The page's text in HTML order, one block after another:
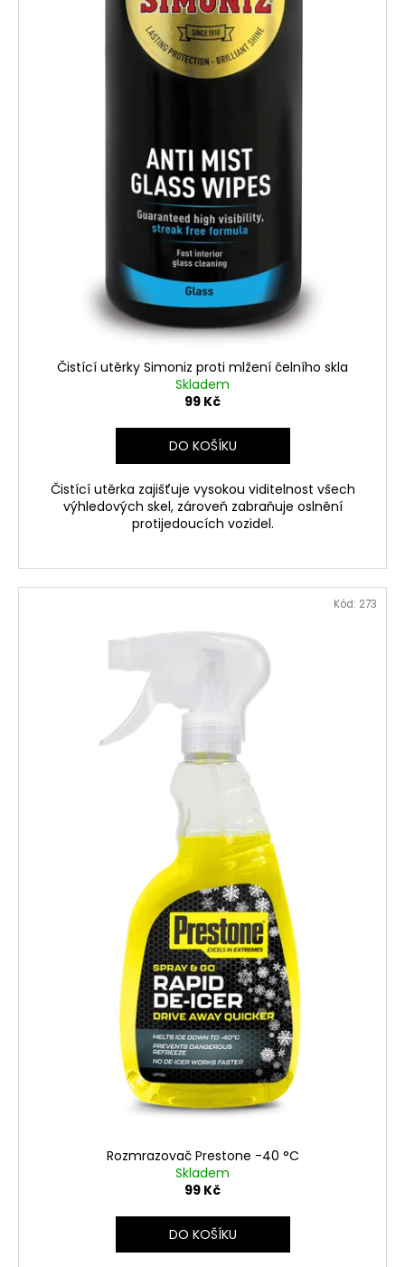
Čistící utěrky Simoniz proti mlžení čelního skla
Skladem
99 Kč
DO KOŠÍKU
Čistící utěrka zajišťuje vysokou viditelnost všech
výhledových skel, zároveň zabraňuje oslnění
protijedoucích vozidel.
Rozmrazovač Prestone -40 °C
Skladem
99 Kč
DO KOŠÍKU
Kód: 273